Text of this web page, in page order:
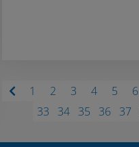
1 2 3 4 5 6
33
34 35 36 37